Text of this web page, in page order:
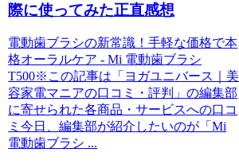
際に使ってみた正直感想
電動歯ブラシの新常識！手軽な価格で本
格オーラルケア - Mi 電動歯ブラシ
T500※この記事は「ヨガユニバース｜美
容家電マニアの口コミ・評判」の編集部
に寄せられた各商品・サービスへの口コ
ミ今日、編集部が紹介したいのが「Mi
電動歯ブラシ ...